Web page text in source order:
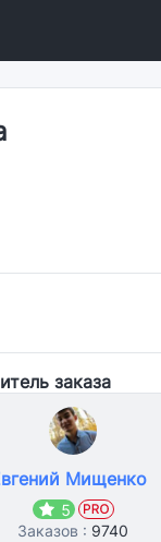
заказа
Мищенко
5
Заказов : 9740